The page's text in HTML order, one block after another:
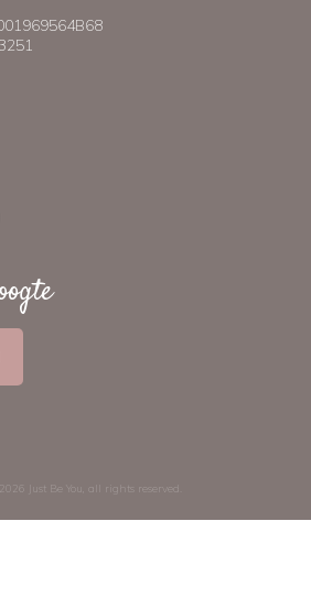
2026 Just Be You , all rights reserved.